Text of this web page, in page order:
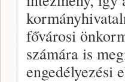
fővárosi
számára is
engedélyezési